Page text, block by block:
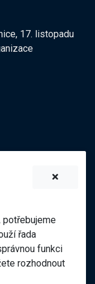
17. listopadu
potřebujeme
řada
funkci
rozhodnout